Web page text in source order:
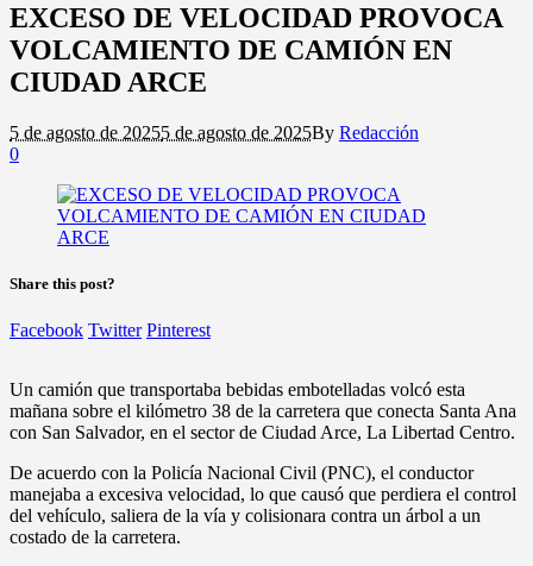
EXCESO DE VELOCIDAD PROVOCA
VOLCAMIENTO DE CAMIÓN EN
CIUDAD ARCE
5 de agosto de 20255 de agosto de 2025By Redacción
0
Share this post?
Facebook Twitter Pinterest
Un camión que transportaba bebidas embotelladas volcó esta
mañana sobre el kilómetro 38 de la carretera que conecta Santa Ana
con San Salvador, en el sector de Ciudad Arce, La Libertad Centro.
De acuerdo con la Policía Nacional Civil (PNC), el conductor
manejaba a excesiva velocidad, lo que causó que perdiera el control
del vehículo, saliera de la vía y colisionara contra un árbol a un
costado de la carretera.